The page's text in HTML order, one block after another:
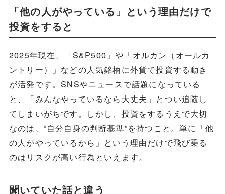
「他の人がやっている」という理由だけで
投資をすると
2025年現在、「S&P500」や「オルカン（オールカ
ントリー）」などの人気銘柄に外貨で投資する動き
が活発です。SNSやニュースで話題になっている
と、「みんなやっているなら大丈夫」とつい追随し
てしまいがちです。しかし、投資をするうえで大切
なのは、“自分自身の判断基準”を持つこと。単に「他
の人がやっているから」という理由だけで飛び乗る
のはリスクが高い行為といえます。
聞いていた話と違う